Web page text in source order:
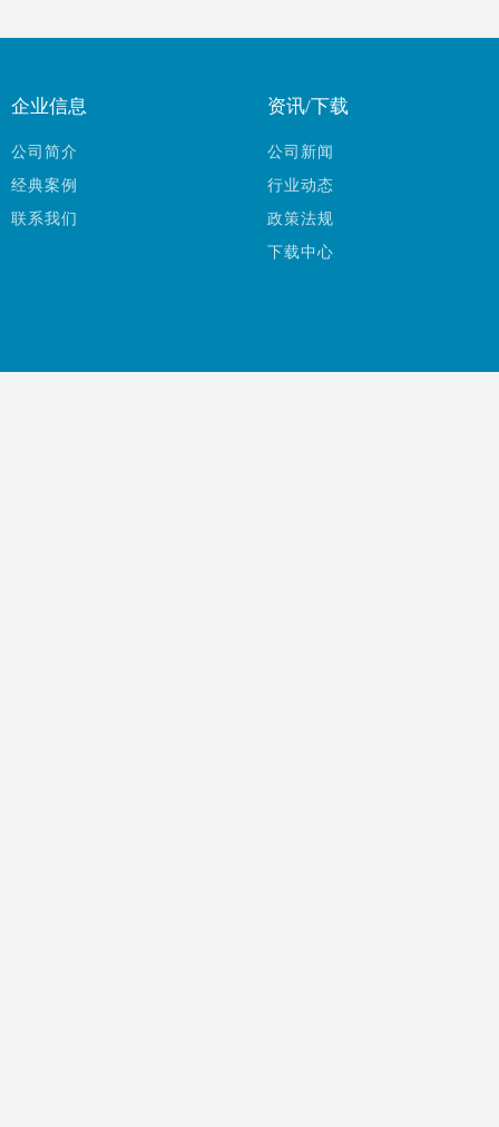
企业信息
公司简介
经典案例
联系我们
资讯/下载
公司新闻
行业动态
政策法规
下载中心